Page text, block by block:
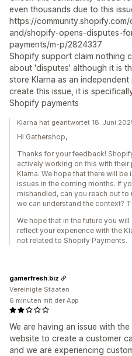
even thousands due to this
https://
and/shopify-opens-disputes-
payments/m-p/2824337
Shopify support claim nothing
about 'disputes' although it is
store Klarna as an
create this issue, it is
Shopify payments
Klarna hat geantwortet 18. Juni
Hi Gathershop,
Thanks for your feedback!
actively working on this with
Klarna. We hope that there will
issues in the coming months. If
mishandled, can you reach out
we can understand the context?
We hope that in the future you
reflect your experience with the
not related to Shopify Payments.
We are having an issue with
website to create a customer
and we are experiencing
gamerfresh.biz
Vereinigte Staaten
6 minuten mit der App